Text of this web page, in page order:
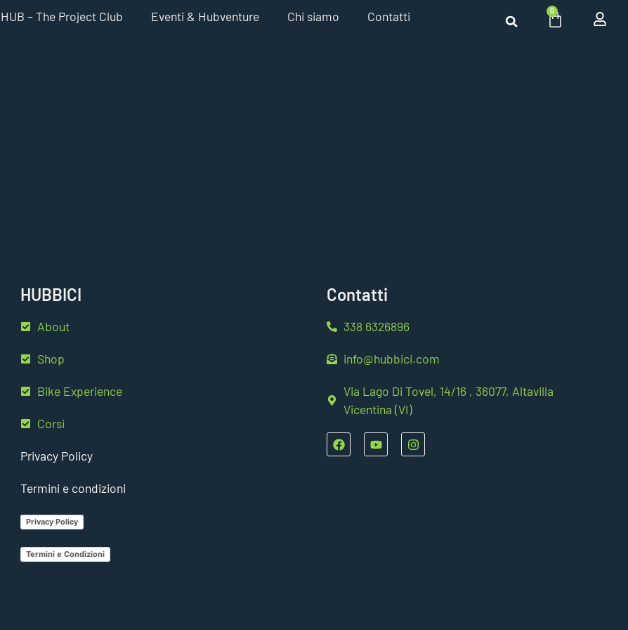
HUB – The Project Club Eventi & Hubventure Chi siamo Contatti 0
HUBBICI
About
Shop
Bike Experience
Corsi
Privacy Policy
Termini e condizioni
Privacy Policy
Termini e Condizioni
Contatti
338 6326896
info@hubbici.com
Via Lago Di Tovel, 14/16 , 36077, Altavilla
Vicentina (VI)